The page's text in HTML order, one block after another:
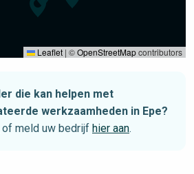
Leaflet | ©OpenStreetMapcontributors
die kan helpen met
werkzaamheden in Epe?
of meld uw bedrijf hier aan.